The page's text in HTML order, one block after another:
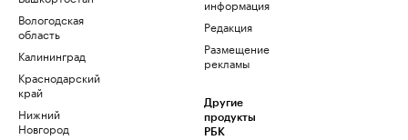
Вологодская
область
Калининград
Краснодарский
край
Нижний
Новгород
информация
Редакция
Размещение
рекламы
Другие
продукты
РБК